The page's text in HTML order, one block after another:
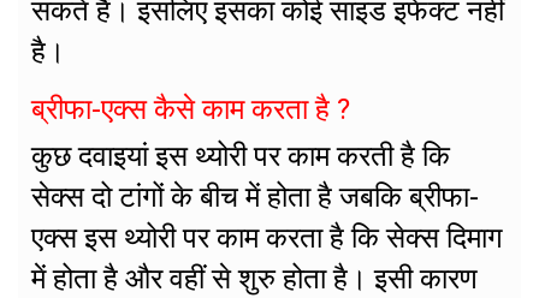
सकते हैं। इसलिए इसका कोई साइड इफेक्ट नहीं
है।
ब्रीफा-एक्स कैसे काम करता है ?
कुछ दवाइयां इस थ्योरी पर काम करती है कि
सेक्स दो टांगों के बीच में होता है जबकि ब्रीफा-
एक्स इस थ्योरी पर काम करता है कि सेक्स दिमाग
में होता है और वहीं से शुरु होता है। इसी कारण